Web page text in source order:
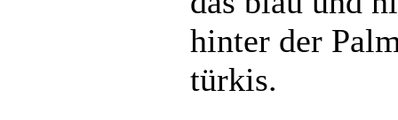
hinter der
türkis.